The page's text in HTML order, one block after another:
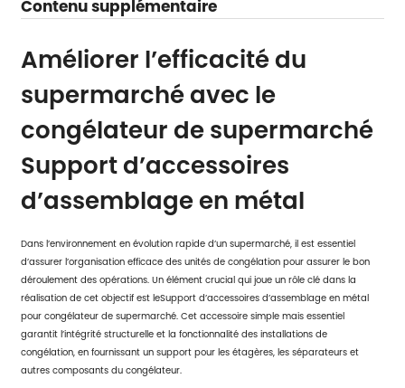
Contenu supplémentaire
Améliorer l’efficacité du
supermarché avec le
congélateur de supermarché
Support d’accessoires
d’assemblage en métal
Dans l’environnement en évolution rapide d’un supermarché, il est essentiel
d’assurer l’organisation efficace des unités de congélation pour assurer le bon
déroulement des opérations. Un élément crucial qui joue un rôle clé dans la
réalisation de cet objectif est leSupport d’accessoires d’assemblage en métal
pour congélateur de supermarché. Cet accessoire simple mais essentiel
garantit l’intégrité structurelle et la fonctionnalité des installations de
congélation, en fournissant un support pour les étagères, les séparateurs et
autres composants du congélateur.